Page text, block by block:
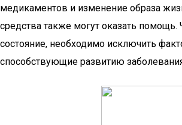
медикаментов и изменение образа
средства также могут оказать помощь.
состояние, необходимо исключить
способствующие развитию